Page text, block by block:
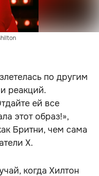
по другим
реакций.
ей все
этот образ!»,
Бритни, чем сама
X.
когда Хилтон